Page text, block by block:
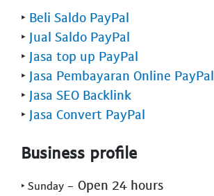
‣ Beli Saldo PayPal
‣ Jual Saldo PayPal
‣ Jasa top up PayPal
‣ Jasa Pembayaran Online PayPal
‣ Jasa SEO Backlink
‣ Jasa Convert PayPal
Business profile
‣ Sunday - Open 24 hours